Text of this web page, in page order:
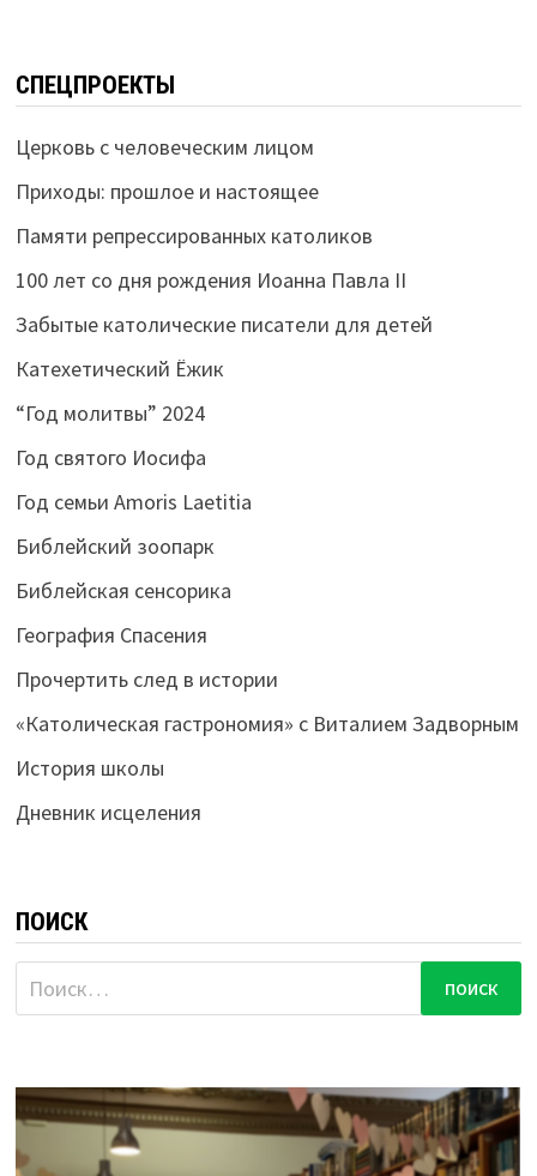
СПЕЦПРОЕКТЫ
Церковь с человеческим лицом
Приходы: прошлое и настоящее
Памяти репрессированных католиков
100 лет со дня рождения Иоанна Павла II
Забытые католические писатели для детей
Катехетический Ёжик
“Год молитвы” 2024
Год святого Иосифа
Год семьи Amoris Laetitia
Библейский зоопарк
Библейская сенсорика
География Спасения
Прочертить след в истории
«Католическая гастрономия» с Виталием Задворным
История школы
Дневник исцеления
ПОИСК
Найти: